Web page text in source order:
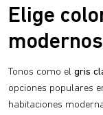
Elige
modernos
Tonos como el gris
opciones populares
habitaciones